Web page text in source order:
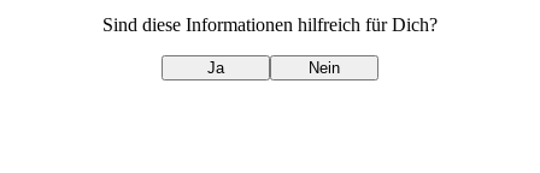
Sind diese Informationen hilfreich für Dich?
Ja Nein